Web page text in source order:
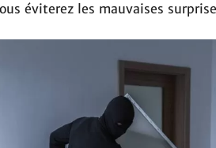
éviterez les mauvaises